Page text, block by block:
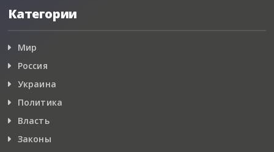
Категории
Мир
Россия
Украина
Политика
Власть
Законы